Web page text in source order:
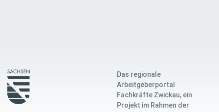
Das regionale
Arbeitgeberportal
Fachkräfte Zwickau, ein
Projekt im Rahmen der